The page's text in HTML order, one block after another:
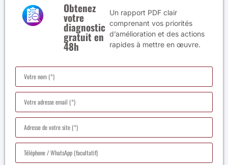
Obtenez
votre
diagnostic
gratuit en
48h
Un rapport PDF clair
comprenant vos priorités
d’amélioration et des actions
rapides à mettre en œuvre.